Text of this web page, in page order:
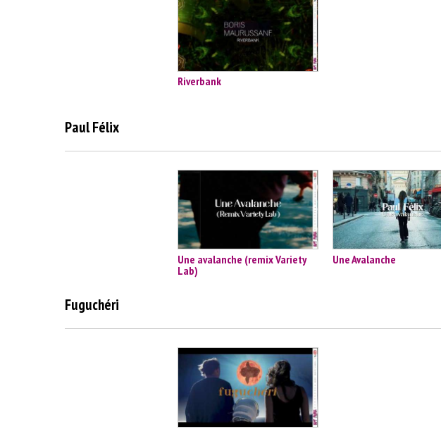
Riverbank
Paul Félix
Une avalanche (remix Variety
Lab)
Une Avalanche
Fuguchéri